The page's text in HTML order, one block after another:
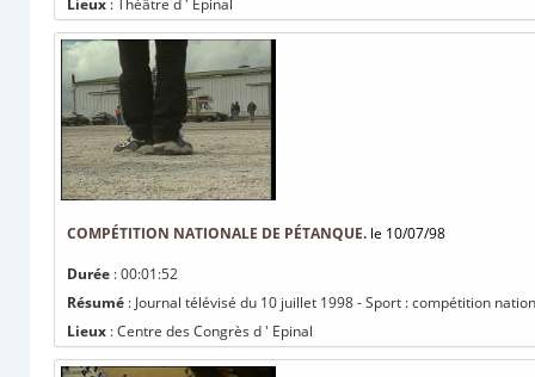
Lieux : Théâtre d ' Epinal
COMPÉTITION NATIONALE DE PÉTANQUE. le 10/07/98
Durée : 00:01:52
Résumé : Journal télévisé du 10 juillet 1998 - Sport : compétition
Lieux : Centre des Congrès d ' Epinal